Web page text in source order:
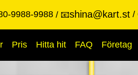
9988-9988 📧shina@kart.st
Pris Hitta hit FAQ Företag